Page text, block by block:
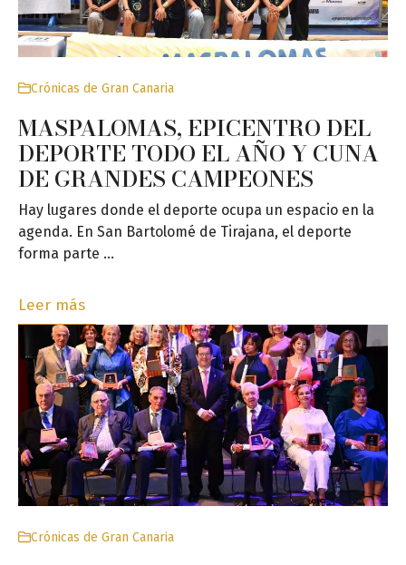
Crónicas de Gran Canaria
MASPALOMAS, EPICENTRO DEL
DEPORTE TODO EL AÑO Y CUNA
DE GRANDES CAMPEONES
Hay lugares donde el deporte ocupa un espacio en la
agenda. En San Bartolomé de Tirajana, el deporte
forma parte …
Leer más
Crónicas de Gran Canaria